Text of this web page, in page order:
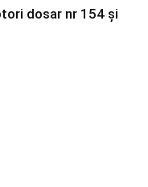
dosar nr 154 și